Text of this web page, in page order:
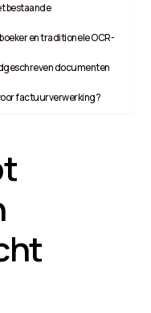
bestaande
en traditionele OCR-
documenten
factuurverwerking?